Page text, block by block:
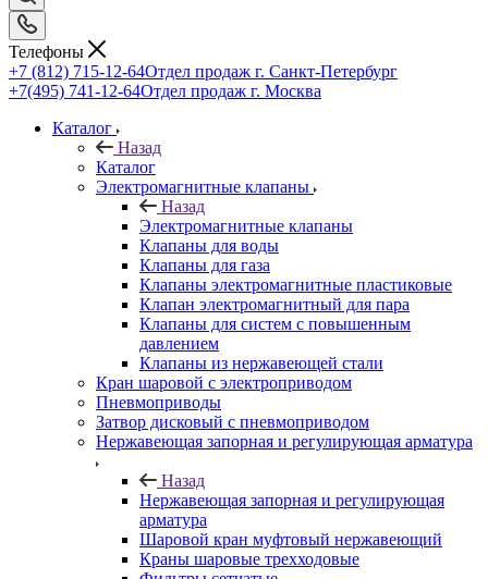
Телефоны
+7 (812) 715-12-64Отдел продаж г. Санкт-Петербург
+7(495) 741-12-64Отдел продаж г. Москва
Каталог
Назад
Каталог
Электромагнитные клапаны
Назад
Электромагнитные клапаны
Клапаны для воды
Клапаны для газа
Клапаны электромагнитные пластиковые
Клапан электромагнитный для пара
Клапаны для систем с повышенным
давлением
Клапаны из нержавеющей стали
Кран шаровой с электроприводом
Пневмоприводы
Затвор дисковый с пневмоприводом
Нержавеющая запорная и регулирующая арматура
Назад
Нержавеющая запорная и регулирующая
арматура
Шаровой кран муфтовый нержавеющий
Краны шаровые трехходовые